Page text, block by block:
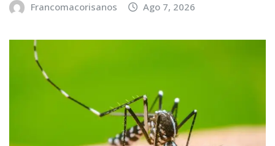
Francomacorisanos Ago 7, 2026